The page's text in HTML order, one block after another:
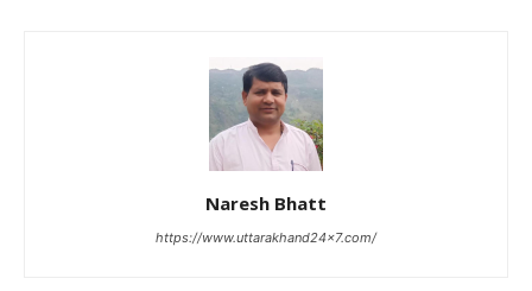
Naresh Bhatt
https://www.uttarakhand24x7.com/